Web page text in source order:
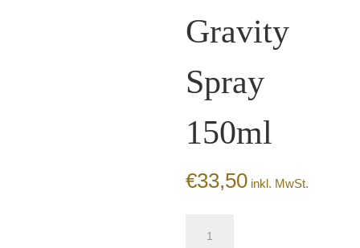
Gravity
Spray
150ml
€33,50 inkl. MwSt.
Murphy